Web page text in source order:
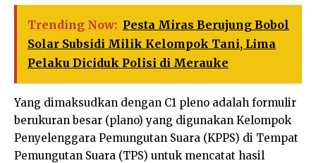
Trending Now: Pesta Miras Berujung Bobol
Solar Subsidi Milik Kelompok Tani, Lima
Pelaku Diciduk Polisi di Merauke
Yang dimaksudkan dengan C1 pleno adalah formulir
berukuran besar (plano) yang digunakan Kelompok
Penyelenggara Pemungutan Suara (KPPS) di Tempat
Pemungutan Suara (TPS) untuk mencatat hasil